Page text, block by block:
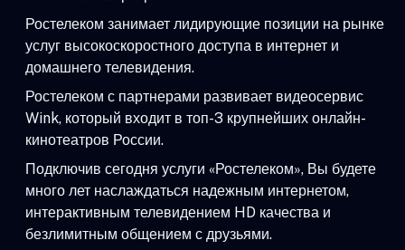
Ростелеком занимает лидирующие позиции на рынке
услуг высокоскоростного доступа в интернет и
домашнего телевидения.
Ростелеком с партнерами развивает видеосервис
Wink, который входит в топ-3 крупнейших онлайн-
кинотеатров России.
Подключив сегодня услуги «Ростелеком», Вы будете
много лет наслаждаться надежным интернетом,
интерактивным телевидением HD качества и
безлимитным общением с друзьями.